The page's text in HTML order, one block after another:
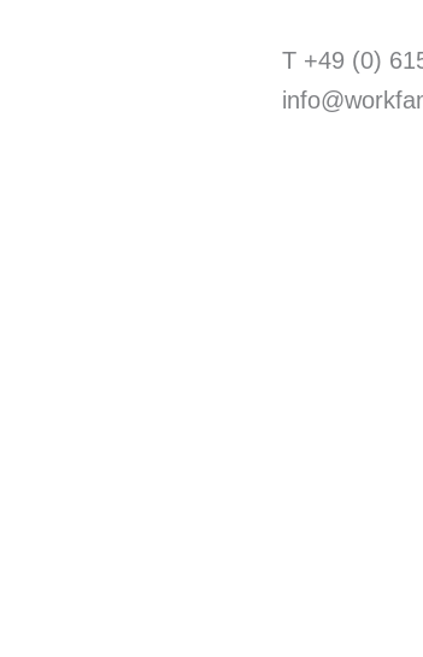
T +49 (0)